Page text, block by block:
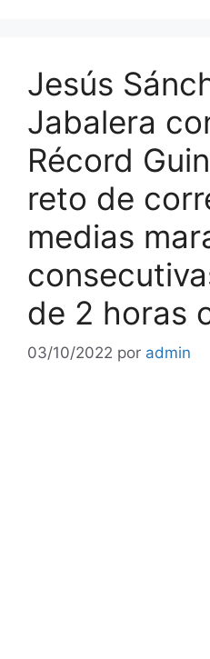
Jesús
Jabalera
Récord
reto de
medias
de 2 horas
03/10/2022 por admin